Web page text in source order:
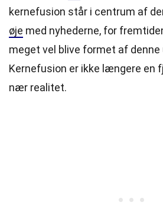
kernefusion står i centrum af
øje med nyhederne, for
meget vel blive formet af
Kernefusion er ikke længere en
nær realitet.